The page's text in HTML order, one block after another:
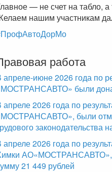
— не счет на табло,
нашим участникам
работа
апреле-июне 2026 года по
были
апреле 2026 года по
были
апреле 2026 года по
АО«МОСТРАНСАВТО»,
21 449 рублей